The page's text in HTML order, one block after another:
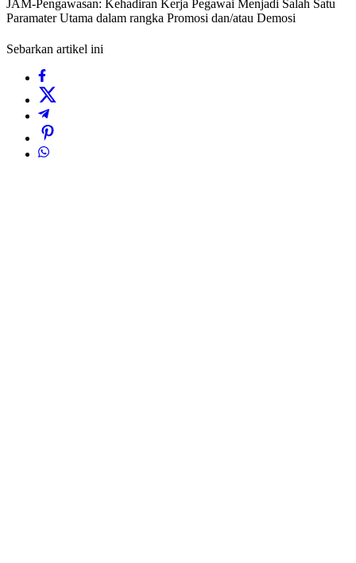
JAM-Pengawasan: Kehadiran Kerja Pegawai Menjadi Salah Satu
Paramater Utama dalam rangka Promosi dan/atau Demosi
Sebarkan artikel ini